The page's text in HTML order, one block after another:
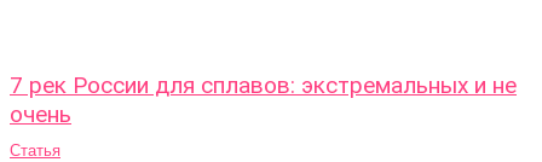
7 рек России для сплавов: экстремальных и не
очень
Статья